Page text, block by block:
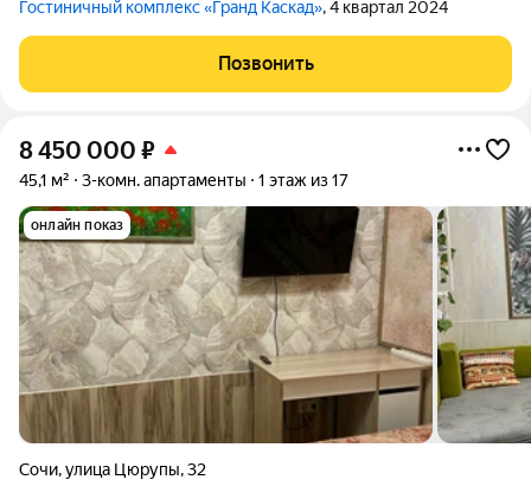
Гостиничный комплекс «Гранд Каскад», 4 квартал 2024
Позвонить
8 450 000 ₽
45,1 м² 3-комн. апартаменты 1 этаж из 17
онлайн показ
Сочи,улица Цюрупы,32